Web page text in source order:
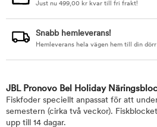
Just nu 499,00 kr kvar till fri frakt!
Snabb hemleverans!
Hemleverans hela vägen hem till din
JBL Pronovo Bel Holiday
Fiskfoder speciellt anpassat för att
semestern (cirka två veckor).
upp till 14 dagar.